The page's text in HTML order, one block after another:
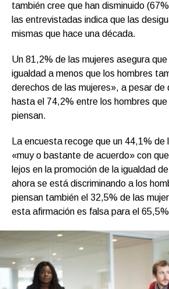
también cree que han disminuido
las entrevistadas indica que las
mismas que hace una década.
Un 81,2% de las mujeres asegura
igualdad a menos que los hombres
derechos de las mujeres», a pesar de
hasta el 74,2% entre los hombres
piensan.
La encuesta recoge que un 44,1% de
«muy o bastante de acuerdo» con
lejos en la promoción de la igualdad
ahora se está discriminando a los
piensan también el 32,5% de las
esta afirmación es falsa para el